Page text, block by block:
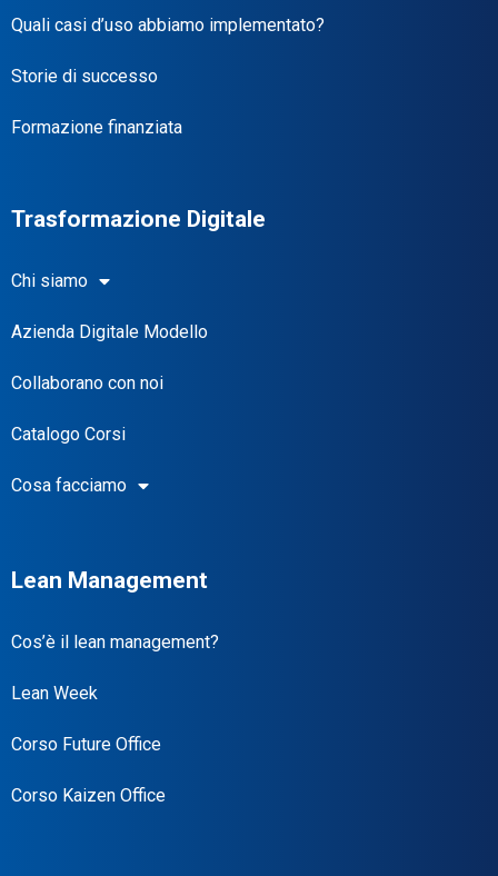
Quali casi d’uso abbiamo implementato?
Storie di successo
Formazione finanziata
Trasformazione Digitale
Chi siamo
Azienda Digitale Modello
Collaborano con noi
Catalogo Corsi
Cosa facciamo
Lean Management
Cos’è il lean management?
Lean Week
Corso Future Office
Corso Kaizen Office